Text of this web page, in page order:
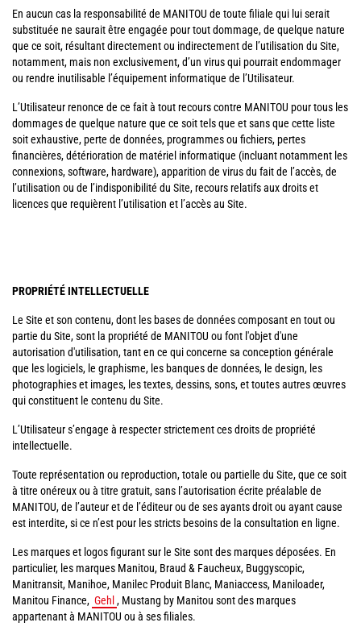
En aucun cas la responsabilité de MANITOU de toute filiale qui lui serait
substituée ne saurait être engagée pour tout dommage, de quelque nature
que ce soit, résultant directement ou indirectement de l’utilisation du Site,
notamment, mais non exclusivement, d’un virus qui pourrait endommager
ou rendre inutilisable l’équipement informatique de l’Utilisateur.
L’Utilisateur renonce de ce fait à tout recours contre MANITOU pour tous les
dommages de quelque nature que ce soit tels que et sans que cette liste
soit exhaustive, perte de données, programmes ou fichiers, pertes
financières, détérioration de matériel informatique (incluant notamment les
connexions, software, hardware), apparition de virus du fait de l’accès, de
l’utilisation ou de l’indisponibilité du Site, recours relatifs aux droits et
licences que requièrent l’utilisation et l’accès au Site.
PROPRIÉTÉ INTELLECTUELLE
Le Site et son contenu, dont les bases de données composant en tout ou
partie du Site, sont la propriété de MANITOU ou font l'objet d'une
autorisation d'utilisation, tant en ce qui concerne sa conception générale
que les logiciels, le graphisme, les banques de données, le design, les
photographies et images, les textes, dessins, sons, et toutes autres œuvres
qui constituent le contenu du Site.
L’Utilisateur s’engage à respecter strictement ces droits de propriété
intellectuelle.
Toute représentation ou reproduction, totale ou partielle du Site, que ce soit
à titre onéreux ou à titre gratuit, sans l’autorisation écrite préalable de
MANITOU, de l’auteur et de l’éditeur ou de ses ayants droit ou ayant cause
est interdite, si ce n’est pour les stricts besoins de la consultation en ligne.
Les marques et logos figurant sur le Site sont des marques déposées. En
particulier, les marques Manitou, Braud & Faucheux, Buggyscopic,
Manitransit, Manihoe, Manilec Produit Blanc, Maniaccess, Maniloader,
Manitou Finance, Gehl , Mustang by Manitou sont des marques
appartenant à MANITOU ou à ses filiales.